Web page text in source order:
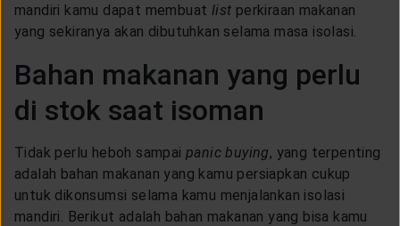
mandiri kamu dapat membuat list perkiraan makanan
yang sekiranya akan dibutuhkan selama masa isolasi.
Bahan makanan yang perlu
di stok saat isoman
Tidak perlu heboh sampai panic buying, yang terpenting
adalah bahan makanan yang kamu persiapkan cukup
untuk dikonsumsi selama kamu menjalankan isolasi
mandiri. Berikut adalah bahan makanan yang bisa kamu